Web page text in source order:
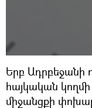
Երբ Ադրբեջանի
հայկական
միջանցքի